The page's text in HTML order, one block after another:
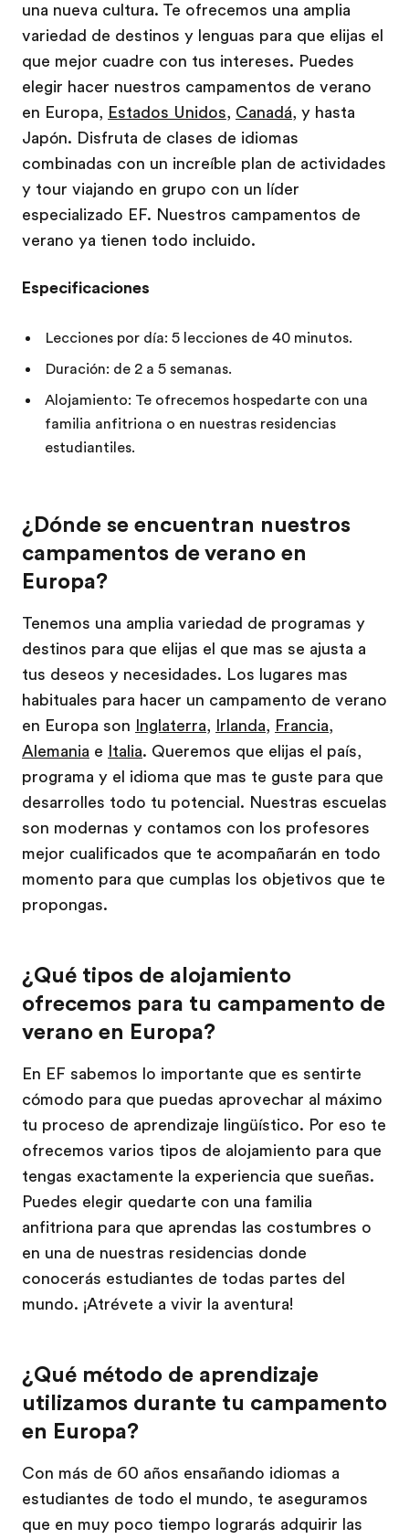
una nueva cultura. Te ofrecemos una amplia
variedad de destinos y lenguas para que elijas el
que mejor cuadre con tus intereses. Puedes
elegir hacer nuestros campamentos de verano
en Europa, Estados Unidos, Canadá, y hasta
Japón. Disfruta de clases de idiomas
combinadas con un increíble plan de actividades
y tour viajando en grupo con un líder
especializado EF. Nuestros campamentos de
verano ya tienen todo incluido.
Especificaciones
Lecciones por día: 5 lecciones de 40 minutos.
Duración: de 2 a 5 semanas.
Alojamiento: Te ofrecemos hospedarte con una
familia anfitriona o en nuestras residencias
estudiantiles.
¿Dónde se encuentran nuestros
campamentos de verano en
Europa?
Tenemos una amplia variedad de programas y
destinos para que elijas el que mas se ajusta a
tus deseos y necesidades. Los lugares mas
habituales para hacer un campamento de verano
en Europa son Inglaterra, Irlanda, Francia,
Alemania e Italia. Queremos que elijas el país,
programa y el idioma que mas te guste para que
desarrolles todo tu potencial. Nuestras escuelas
son modernas y contamos con los profesores
mejor cualificados que te acompañarán en todo
momento para que cumplas los objetivos que te
propongas.
¿Qué tipos de alojamiento
ofrecemos para tu campamento de
verano en Europa?
En EF sabemos lo importante que es sentirte
cómodo para que puedas aprovechar al máximo
tu proceso de aprendizaje lingüístico. Por eso te
ofrecemos varios tipos de alojamiento para que
tengas exactamente la experiencia que sueñas.
Puedes elegir quedarte con una familia
anfitriona para que aprendas las costumbres o
en una de nuestras residencias donde
conocerás estudiantes de todas partes del
mundo. ¡Atrévete a vivir la aventura!
¿Qué método de aprendizaje
utilizamos durante tu campamento
en Europa?
Con más de 60 años ensañando idiomas a
estudiantes de todo el mundo, te aseguramos
que en muy poco tiempo lograrás adquirir las